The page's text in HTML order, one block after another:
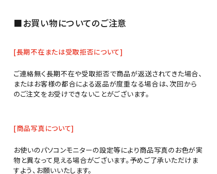
■お買い物についてのご注意
[長期不在または受取拒否について]
ご連絡無く長期不在や受取拒否で商品が返送されてきた場合、
またはお客様の都合による返品が度重なる場合は、次回から
のご注文をお受けできないことがございます。
[商品写真について]
お使いのパソコンモニターの設定等により商品写真のお色が実
物と異なって見える場合がございます。予めご了承いただけま
すよう、お願いいたします。